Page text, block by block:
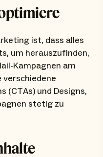
ist, dass alles
um herauszufinden,
Kampagnen am
(CTAs) und Designs,
stetig zu